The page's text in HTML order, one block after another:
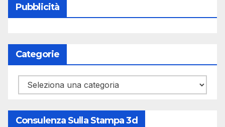
Pubblicità
Categorie
Categorie
Consulenza Sulla Stampa 3d